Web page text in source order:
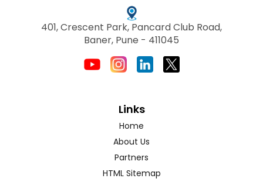
401, Crescent Park, Pancard Club Road,
Baner, Pune - 411045
Links
Home
About Us
Partners
HTML Sitemap